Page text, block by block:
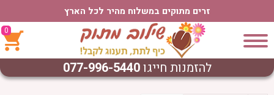
זרים מתוקים במשלוח מהיר לכל הארץ
0
להזמנות חייגו077-996-5440